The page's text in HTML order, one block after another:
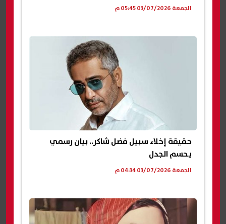
الجمعة 03/07/2026 05:45 م
حقيقة إخلاء سبيل فضل شاكر.. بيان رسمي
يحسم الجدل
الجمعة 03/07/2026 04:34 م